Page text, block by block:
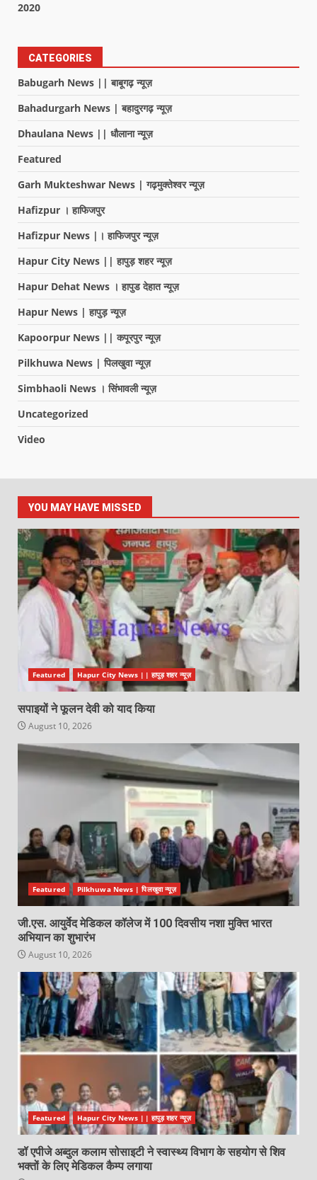
2020
CATEGORIES
Babugarh News || बाबूगढ़ न्यूज़
Bahadurgarh News | बहादुरगढ़ न्यूज़
Dhaulana News || धौलाना न्यूज़
Featured
Garh Mukteshwar News | गढ़मुक्तेश्वर न्यूज़
Hafizpur । हाफिजपुर
Hafizpur News |। हाफिजपुर न्यूज़
Hapur City News || हापुड़ शहर न्यूज़
Hapur Dehat News । हापुड देहात न्यूज़
Hapur News | हापुड़ न्यूज़
Kapoorpur News || कपूरपुर न्यूज़
Pilkhuwa News | पिलखुवा न्यूज़
Simbhaoli News । सिंभावली न्यूज़
Uncategorized
Video
YOU MAY HAVE MISSED
Featured Hapur City News || हापुड़ शहर न्यूज़
सपाइयों ने फूलन देवी को याद किया
August 10, 2026
Featured Pilkhuwa News | पिलखुवा न्यूज़
जी.एस. आयुर्वेद मेडिकल कॉलेज में 100 दिवसीय नशा मुक्ति भारत
अभियान का शुभारंभ
August 10, 2026
Featured Hapur City News || हापुड़ शहर न्यूज़
डॉ एपीजे अब्दुल कलाम सोसाइटी ने स्वास्थ्य विभाग के सहयोग से शिव
भक्तों के लिए मेडिकल कैम्प लगाया